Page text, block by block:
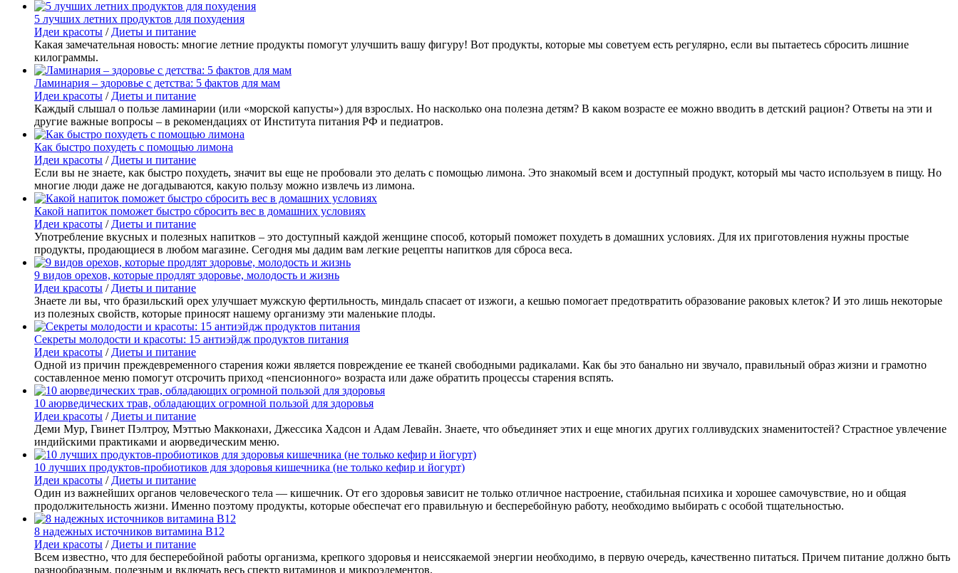
5 лучших летних продуктов для похудения
Идеи красоты / Диеты и питание
Какая замечательная новость: многие летние продукты помогут улучшить вашу фигуру! Вот продукты, которые мы советуем есть регулярно, если вы пытаетесь сбросить лишние
килограммы.
Ламинария – здоровье с детства: 5 фактов для мам
Идеи красоты / Диеты и питание
Каждый слышал о пользе ламинарии (или «морской капусты») для взрослых. Но насколько она полезна детям? В каком возрасте ее можно вводить в детский рацион? Ответы на эти и
другие важные вопросы – в рекомендациях от Института питания РФ и педиатров.
Как быстро похудеть с помощью лимона
Идеи красоты / Диеты и питание
Если вы не знаете, как быстро похудеть, значит вы еще не пробовали это делать с помощью лимона. Это знакомый всем и доступный продукт, который мы часто используем в пищу. Но
многие люди даже не догадываются, какую пользу можно извлечь из лимона.
Какой напиток поможет быстро сбросить вес в домашних условиях
Идеи красоты / Диеты и питание
Употребление вкусных и полезных напитков – это доступный каждой женщине способ, который поможет похудеть в домашних условиях. Для их приготовления нужны простые
продукты, продающиеся в любом магазине. Сегодня мы дадим вам легкие рецепты напитков для сброса веса.
9 видов орехов, которые продлят здоровье, молодость и жизнь
Идеи красоты / Диеты и питание
Знаете ли вы, что бразильский орех улучшает мужскую фертильность, миндаль спасает от изжоги, а кешью помогает предотвратить образование раковых клеток? И это лишь некоторые
из полезных свойств, которые приносят нашему организму эти маленькие плоды.
Секреты молодости и красоты: 15 антиэйдж продуктов питания
Идеи красоты / Диеты и питание
Одной из причин преждевременного старения кожи является повреждение ее тканей свободными радикалами. Как бы это банально ни звучало, правильный образ жизни и грамотно
составленное меню помогут отсрочить приход «пенсионного» возраста или даже обратить процессы старения вспять.
10 аюрведических трав, обладающих огромной пользой для здоровья
Идеи красоты / Диеты и питание
Деми Мур, Гвинет Пэлтроу, Мэттью Макконахи, Джессика Хадсон и Адам Левайн. Знаете, что объединяет этих и еще многих других голливудских знаменитостей? Страстное увлечение
индийскими практиками и аюрведическим меню.
10 лучших продуктов-пробиотиков для здоровья кишечника (не только кефир и йогурт)
Идеи красоты / Диеты и питание
Один из важнейших органов человеческого тела — кишечник. От его здоровья зависит не только отличное настроение, стабильная психика и хорошее самочувствие, но и общая
продолжительность жизни. Именно поэтому продукты, которые обеспечат его правильную и бесперебойную работу, необходимо выбирать с особой тщательностью.
8 надежных источников витамина B12
Идеи красоты / Диеты и питание
Всем известно, что для бесперебойной работы организма, крепкого здоровья и неиссякаемой энергии необходимо, в первую очередь, качественно питаться. Причем питание должно быть
разнообразным, полезным и включать весь спектр витаминов и микроэлементов.